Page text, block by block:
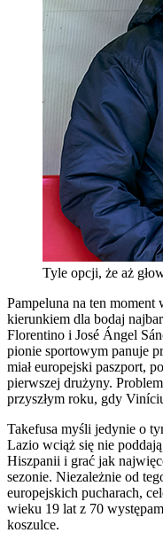
Tyle opcji, że aż
Pampeluna na ten
kierunkiem dla bodaj
Florentino i José Ángel
pionie sportowym panuje
miał europejski paszport,
pierwszej drużyny.
przyszłym roku, gdy
Takefusa myśli jedynie o
Lazio wciąż się nie
Hiszpanii i grać jak
sezonie. Niezależnie od
europejskich pucharach,
wieku 19 lat z 70
koszulce.